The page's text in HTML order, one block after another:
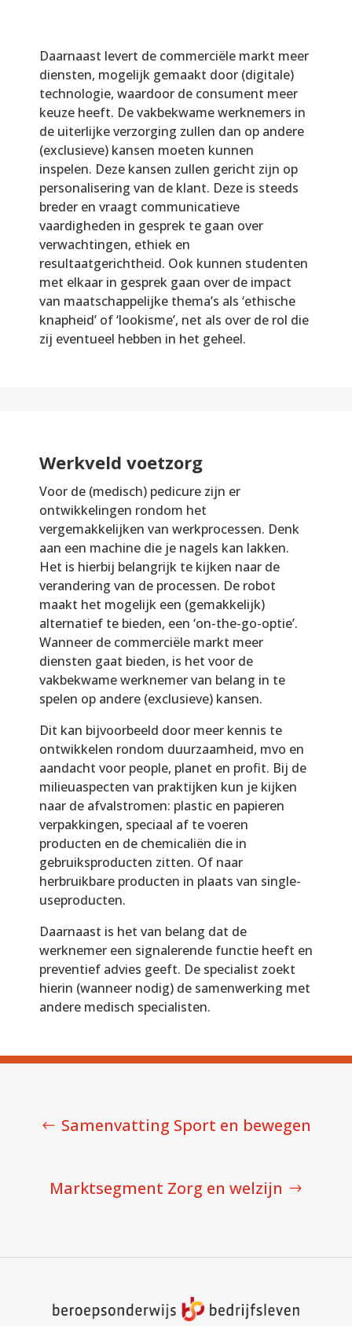
Daarnaast levert de commerciële markt meer
diensten, mogelijk gemaakt door (digitale)
technologie, waardoor de consument meer
keuze heeft. De vakbekwame werknemers in
de uiterlijke verzorging zullen dan op andere
(exclusieve) kansen moeten kunnen
inspelen. Deze kansen zullen gericht zijn op
personalisering van de klant. Deze is steeds
breder en vraagt communicatieve
vaardigheden in gesprek te gaan over
verwachtingen, ethiek en
resultaatgerichtheid. Ook kunnen studenten
met elkaar in gesprek gaan over de impact
van maatschappelijke thema’s als ‘ethische
knapheid’ of ‘lookisme’, net als over de rol die
zij eventueel hebben in het geheel.
Werkveld voetzorg
Voor de (medisch) pedicure zijn er
ontwikkelingen rondom het
vergemakkelijken van werkprocessen. Denk
aan een machine die je nagels kan lakken.
Het is hierbij belangrijk te kijken naar de
verandering van de processen. De robot
maakt het mogelijk een (gemakkelijk)
alternatief te bieden, een ‘on-the-go-optie’.
Wanneer de commerciële markt meer
diensten gaat bieden, is het voor de
vakbekwame werknemer van belang in te
spelen op andere (exclusieve) kansen.
Dit kan bijvoorbeeld door meer kennis te
ontwikkelen rondom duurzaamheid, mvo en
aandacht voor people, planet en profit. Bij de
milieuaspecten van praktijken kun je kijken
naar de afvalstromen: plastic en papieren
verpakkingen, speciaal af te voeren
producten en de chemicaliën die in
gebruiksproducten zitten. Of naar
herbruikbare producten in plaats van single-
useproducten.
Daarnaast is het van belang dat de
werknemer een signalerende functie heeft en
preventief advies geeft. De specialist zoekt
hierin (wanneer nodig) de samenwerking met
andere medisch specialisten.
Samenvatting Sport en bewegen
Marktsegment Zorg en welzijn